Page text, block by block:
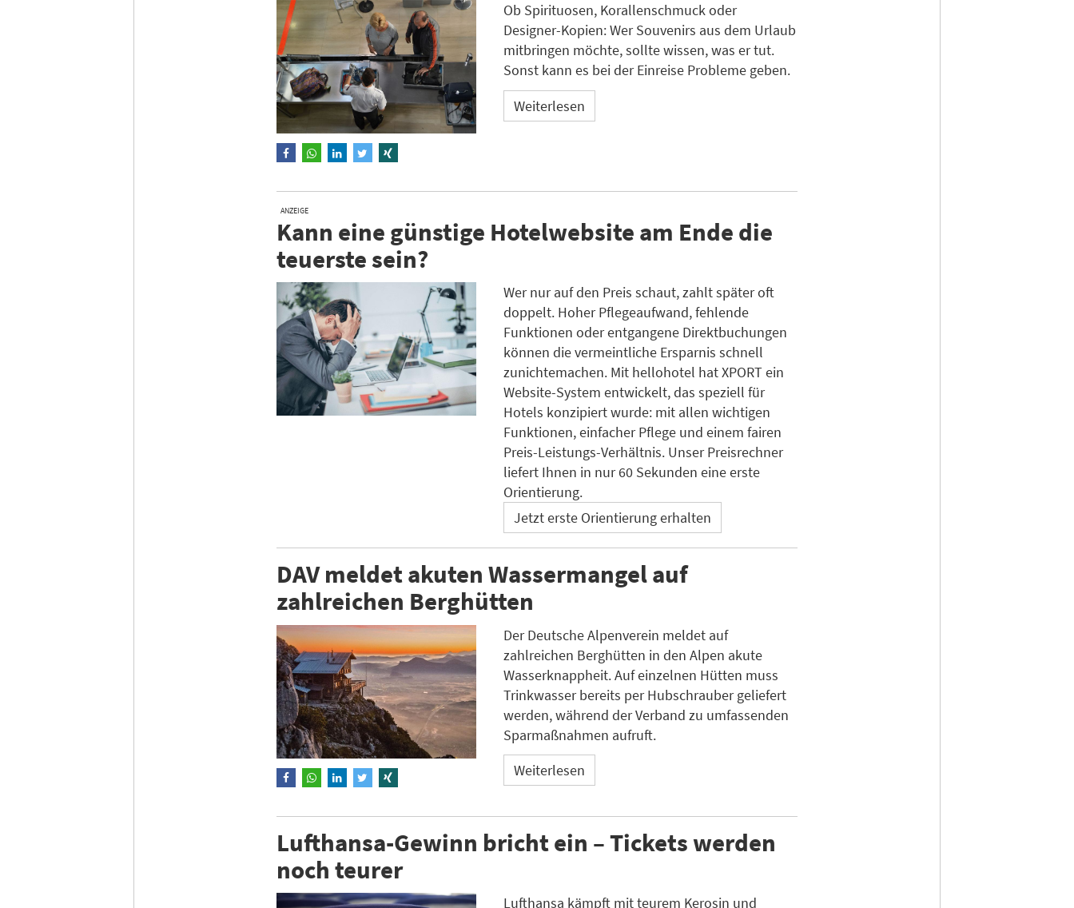
Ob Spirituosen, Korallenschmuck oder
Designer-Kopien: Wer Souvenirs aus dem Urlaub
mitbringen möchte, sollte wissen, was er tut.
Sonst kann es bei der Einreise Probleme geben.
Weiterlesen
ANZEIGE
Kann eine günstige Hotelwebsite am Ende die
teuerste sein?
Wer nur auf den Preis schaut, zahlt später oft
doppelt. Hoher Pflegeaufwand, fehlende
Funktionen oder entgangene Direktbuchungen
können die vermeintliche Ersparnis schnell
zunichtemachen. Mit hellohotel hat XPORT ein
Website-System entwickelt, das speziell für
Hotels konzipiert wurde: mit allen wichtigen
Funktionen, einfacher Pflege und einem fairen
Preis-Leistungs-Verhältnis. Unser Preisrechner
liefert Ihnen in nur 60 Sekunden eine erste
Orientierung.
Jetzt erste Orientierung erhalten
DAV meldet akuten Wassermangel auf
zahlreichen Berghütten
Der Deutsche Alpenverein meldet auf
zahlreichen Berghütten in den Alpen akute
Wasserknappheit. Auf einzelnen Hütten muss
Trinkwasser bereits per Hubschrauber geliefert
werden, während der Verband zu umfassenden
Sparmaßnahmen aufruft.
Weiterlesen
Lufthansa-Gewinn bricht ein – Tickets werden
noch teurer
Lufthansa kämpft mit teurem Kerosin und